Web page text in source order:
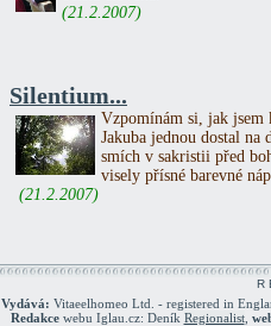
(21.2.2007)
Silentium...
Vzpomínám si, jak jsem
Jakuba jednou dostal
smích v sakristii před
visely přísné barevné
(21.2.2007)
R
Vydává: Vitaeelhomeo Ltd. - registered in
Redakcewebu Iglau.cz: Deník Regionalist,